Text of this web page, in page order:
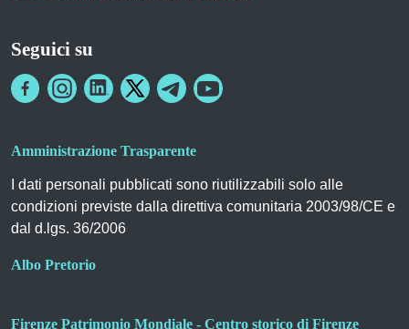
Seguici su
Amministrazione Trasparente
I dati personali pubblicati sono riutilizzabili solo alle
condizioni previste dalla direttiva comunitaria 2003/98/CE e
dal d.lgs. 36/2006
Albo Pretorio
Firenze Patrimonio Mondiale - Centro storico di Firenze